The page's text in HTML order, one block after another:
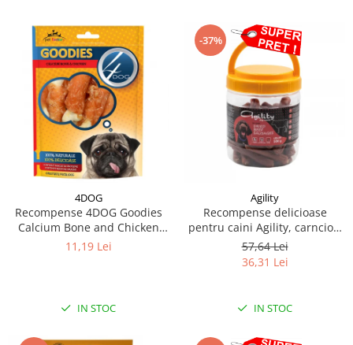
4DOG
Recompense 4DOG Goodies
Calcium Bone and Chicken
100g
11,19 Lei
IN STOC
-37%
Agility
Recompense delicioase
pentru caini Agility, carnciori
uscati de vita-7cm, 500g
57,64 Lei
36,31 Lei
IN STOC